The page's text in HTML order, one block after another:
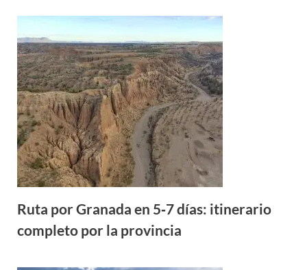
Ruta por Granada en 5‑7 días: itinerario
completo por la provincia